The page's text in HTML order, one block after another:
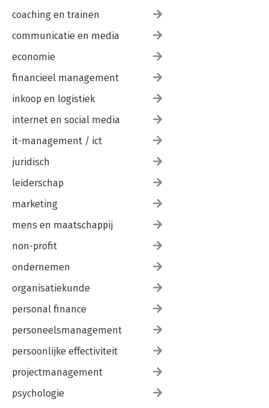
coaching en trainen
communicatie en media
economie
financieel management
inkoop en logistiek
internet en social media
it-management / ict
juridisch
leiderschap
marketing
mens en maatschappij
non-profit
ondernemen
organisatiekunde
personal finance
personeelsmanagement
persoonlijke effectiviteit
projectmanagement
psychologie